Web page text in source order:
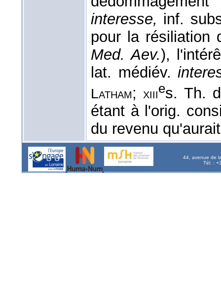
interesse, inf.
pour la
Med. Aev.),
lat. médiév.
Latham;xiiies. Th.
étant à l'orig.
du revenu
44, avenue de
Tél. :